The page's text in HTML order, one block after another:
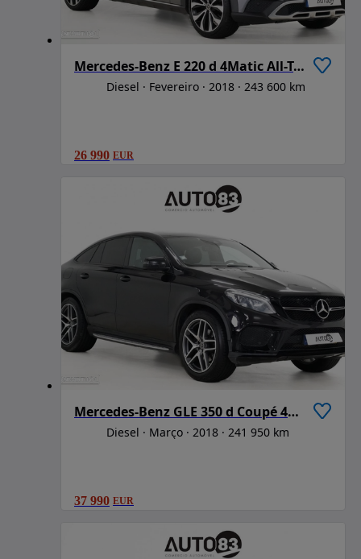
Mercedes-Benz E 220 d 4Matic All-Terrain
Diesel Fevereiro 2018 243 600 km
26 990 EUR
Mercedes-Benz GLE 350 d Coupé 4Matic
Diesel Março 2018 241 950 km
37 990 EUR